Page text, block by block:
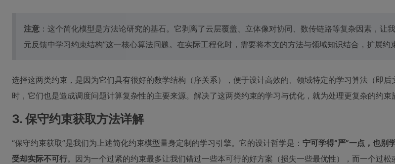
注意 ：这个简化模型是方法论研究的基石。它剥离了云层覆盖、立体像对协同、数传链路等复杂因素，让
元反馈中学习约束结构”这一核心算法问题。在实际工程化时，需要将本文的方法与领域知识结合，扩展约
选择这两类约束，是因为它们具有很好的数学结构（序关系），便于设计高效的、领域特定的学习算法（即后
时，它们也是造成调度问题计算复杂性的主要来源。解决了这两类约束的学习与优化，就为处理更复杂的约束
3. 保守约束获取方法详解
“保守约束获取”是我们为上述简化约束模型量身定制的学习引擎。它的设计哲学是： 宁可学得“严”一点，也别
受却实际不可行。因为一个过紧的约束最多让我们错过一些本可行的好方案（损失一些最优性），而一个过